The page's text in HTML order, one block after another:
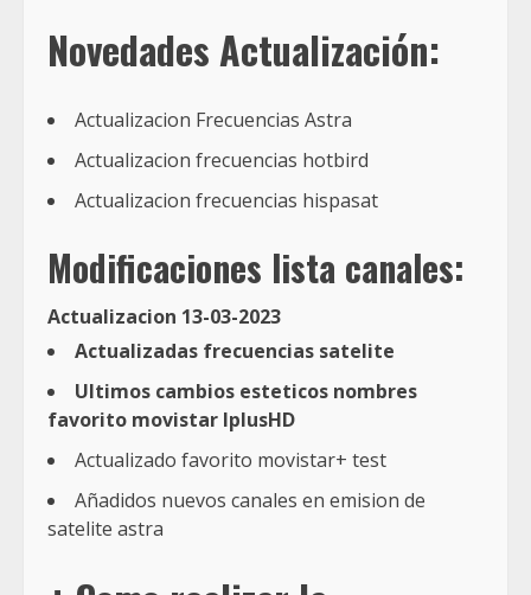
Novedades Actualización:
Actualizacion Frecuencias Astra
Actualizacion frecuencias hotbird
Actualizacion frecuencias hispasat
Modificaciones lista canales:
Actualizacion 13-03-2023
Actualizadas frecuencias satelite
Ultimos cambios esteticos nombres
favorito movistar IplusHD
Actualizado favorito movistar+ test
Añadidos nuevos canales en emision de
satelite astra